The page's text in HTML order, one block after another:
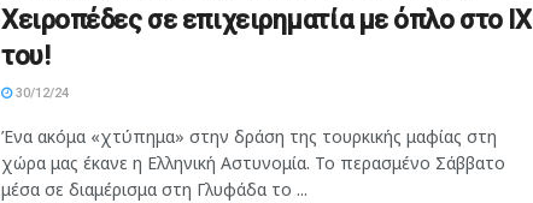
Χειροπέδες σε επιχειρηματία με όπλο στο ΙΧ
του!
30/12/24
Ένα ακόμα «χτύπημα» στην δράση της τουρκικής μαφίας στη
χώρα μας έκανε η Ελληνική Αστυνομία. Το περασμένο Σάββατο
μέσα σε διαμέρισμα στη Γλυφάδα το ...